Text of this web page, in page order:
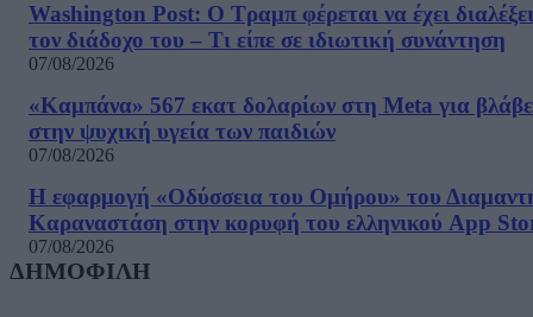
Washington Post: Ο Τραμπ φέρεται να έχει διαλέξει
τον διάδοχο του – Τι είπε σε ιδιωτική συνάντηση
07/08/2026
«Καμπάνα» 567 εκατ δολαρίων στη Meta για
στην ψυχική υγεία των παιδιών
07/08/2026
Η εφαρμογή «Οδύσσεια του Ομήρου» του
Καραναστάση στην κορυφή του ελληνικού App
07/08/2026
ΔΗΜΟΦΙΛΗ